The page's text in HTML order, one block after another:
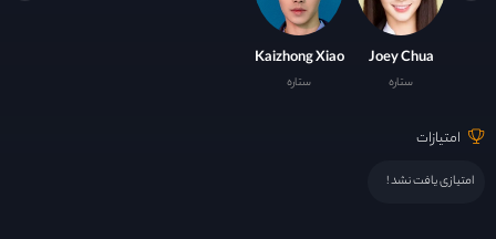
Joey Chua
ستاره
Kaizhong Xiao
ستاره
امتیازات
امتیازی یافت نشد !